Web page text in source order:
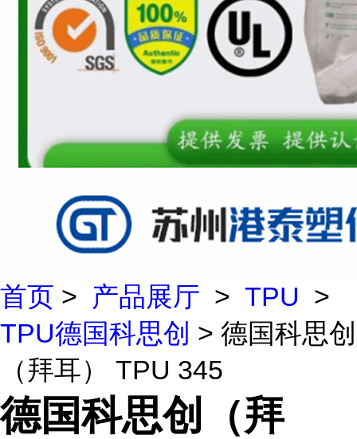
首页 > 产品展厅 > TPU >
TPU德国科思创 > 德国科思创
（拜耳） TPU 345
德国科思创（拜